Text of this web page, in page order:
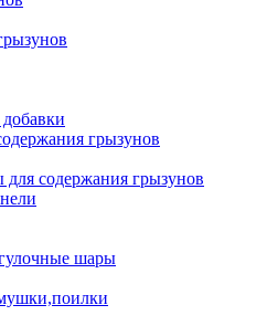
грызунов
для содержания грызунов
шары